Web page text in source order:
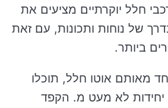
חלל יוקרתיים מציעים את
של נוחות ותכונות, עם זאת
ביותר.
מאותם אוטו חלל, תוכלו
יחידות לא מעט מ. הקפד